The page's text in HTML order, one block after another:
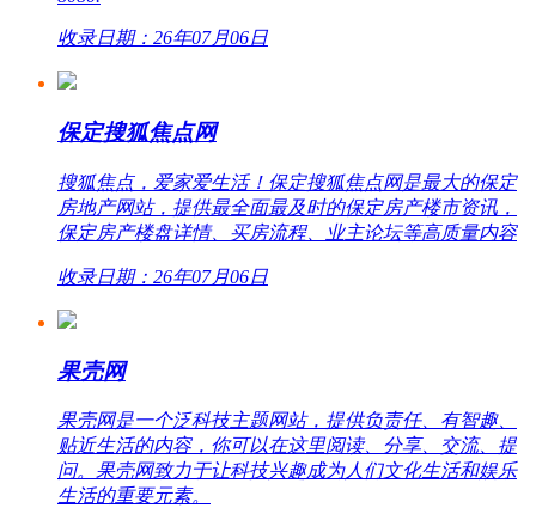
收录日期：26年07月06日
保定搜狐焦点网
搜狐焦点，爱家爱生活！保定搜狐焦点网是最大的保定
房地产网站，提供最全面最及时的保定房产楼市资讯，
保定房产楼盘详情、买房流程、业主论坛等高质量内容
收录日期：26年07月06日
果壳网
果壳网是一个泛科技主题网站，提供负责任、有智趣、
贴近生活的内容，你可以在这里阅读、分享、交流、提
问。果壳网致力于让科技兴趣成为人们文化生活和娱乐
生活的重要元素。